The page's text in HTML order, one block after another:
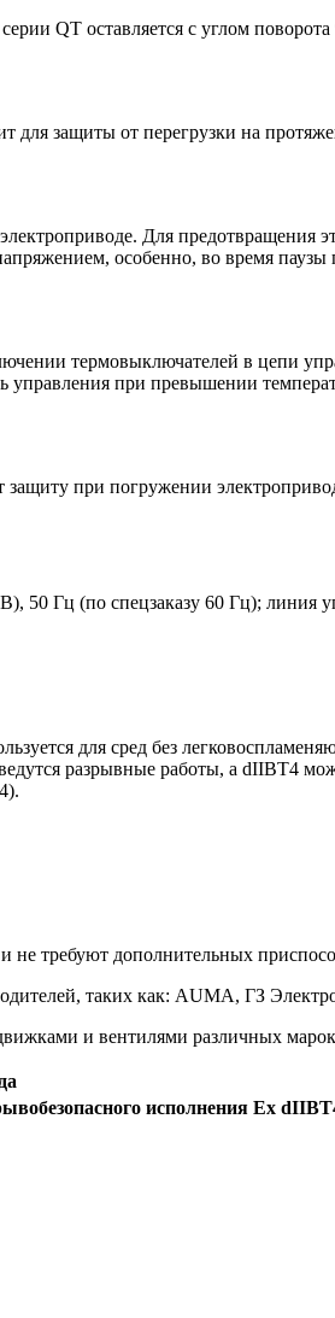
QT оставляется с углом
защиты от перегрузки на
Для предотвращения
особенно, во время паузы
термовыключателей в цепи
управления при превышении
защиту при погружении
Гц (по спецзаказу 60 Гц); линия
для сред без
разрывные работы, а dIIBT4
требуют дополнительных
таких как: AUMA, ГЗ
и вентилями различных
исполнения Ex